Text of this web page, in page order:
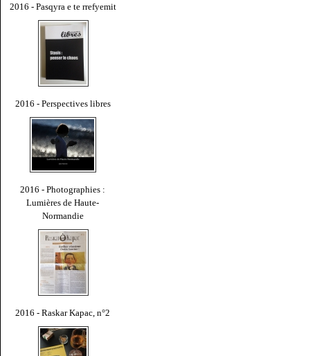
2016 - Pasqyra e te rrefyemit
2016 - Perspectives libres
2016 - Photographies :
Lumières de Haute-
Normandie
2016 - Raskar Kapac, n°2